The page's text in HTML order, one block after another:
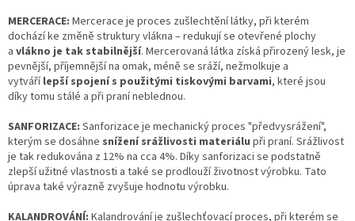
MERCERACE: Mercerace je proces zušlechtění látky, při kterém
dochází ke změně struktury vlákna – redukují se otevřené plochy
a vlákno je tak stabilnější. Mercerovaná látka získá přirozený lesk, je
pevnější, příjemnější na omak, méně se sráží, nežmolkuje a
vytváří lepší spojení s použitými tiskovými barvami, které jsou
díky tomu stálé a při praní neblednou.
SANFORIZACE: Sanforizace je mechanický proces "předvysrážení",
kterým se dosáhne snížení srážlivosti materiálu při praní. Srážlivost
je tak redukována z 12% na cca 4%. Díky sanforizaci se podstatně
zlepší užitné vlastnosti a také se prodlouží životnost výrobku. Tato
úprava také výrazně zvyšuje hodnotu výrobku.
KALANDROVÁNÍ: Kalandrování je zušlechťovací proces, při kterém se